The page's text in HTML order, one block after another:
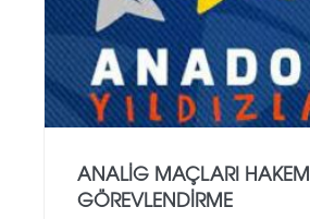
ANALİG MAÇLARI HAKEM
GÖREVLENDİRME